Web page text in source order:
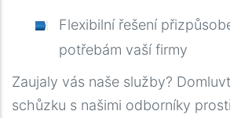
Flexibilní řešení
potřebám vaší firmy
Zaujaly vás naše služby?
schůzku s našimi odborníky